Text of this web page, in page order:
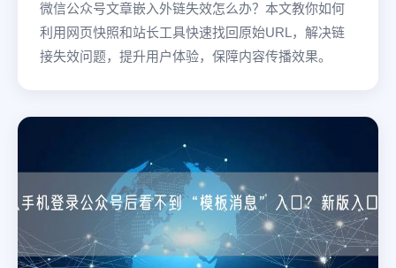
微信公众号文章嵌入外链失效怎么办？本文教你如何
利用网页快照和站长工具快速找回原始URL，解决链
接失效问题，提升用户体验，保障内容传播效果。